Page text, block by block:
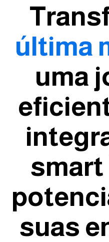
última
uma
smart
suas